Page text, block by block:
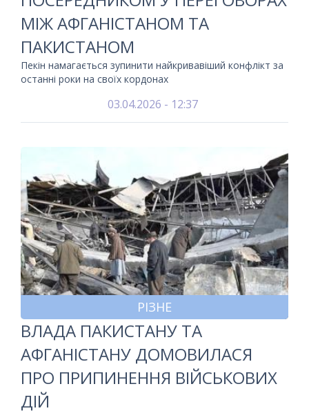
МІЖ АФГАНІСТАНОМ ТА
ПАКИСТАНОМ
Пекін намагається зупинити найкривавіший конфлікт за
останні роки на своїх кордонах
03.04.2026 - 12:37
РІЗНЕ
ВЛАДА ПАКИСТАНУ ТА
АФГАНІСТАНУ ДОМОВИЛАСЯ
ПРО ПРИПИНЕННЯ ВІЙСЬКОВИХ
ДІЙ